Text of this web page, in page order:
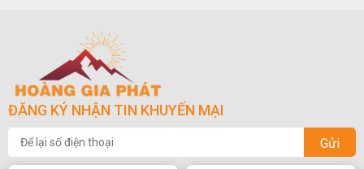
ĐĂNG KÝ NHẬN TIN KHUYẾN MẠI
Gửi